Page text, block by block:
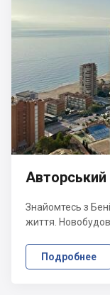
Авторський
Знайомтесь з
життя.
Подробнее